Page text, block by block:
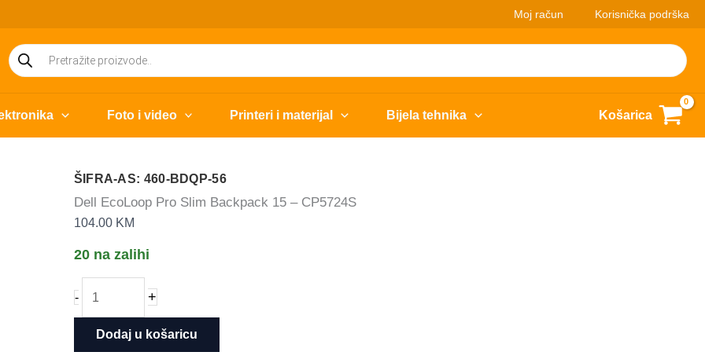
Moj račun Korisnička podrška
Products
search
Foto i video Printeri i materijal Bijela tehnika Košarica
ŠIFRA-AS: 460-BDQP-56
Dell EcoLoop Pro Slim Backpack 15 – CP5724S
104.00 KM
20 na zalihi
-
EcoLoop
+
Dodaj u košaricu